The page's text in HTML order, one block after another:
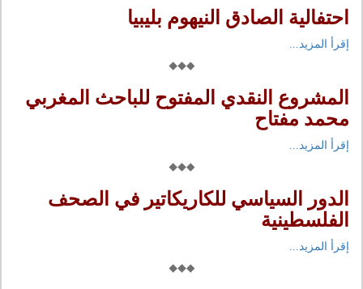
احتفالية الصادق النيهوم بليبيا
إقرأ المزيد...
المشروع النقدي المفتوح للباحث المغربي
محمد مفتاح
إقرأ المزيد...
الدور السياسي للكاريكاتير في الصحف
الفلسطينية
إقرأ المزيد...